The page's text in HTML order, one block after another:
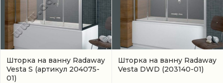
Шторка на ванну Radaway
Vesta S (артикул 204075-
01)
Шторка на ванну Radaway
Vesta DWD (203140-01)